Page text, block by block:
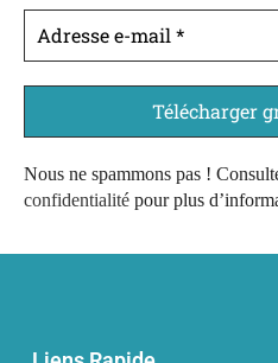
Nous ne spammons pas !
confidentialité pour plus